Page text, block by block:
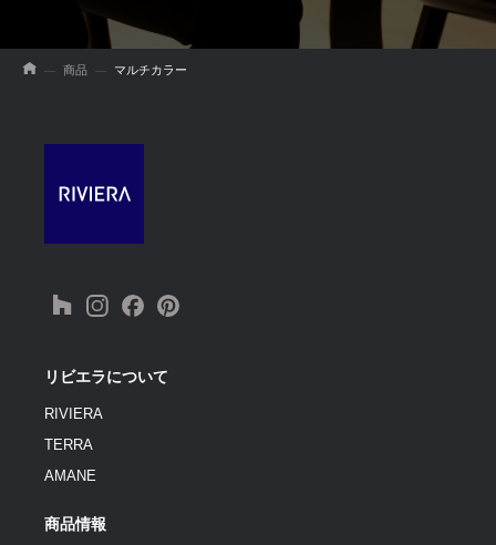
商品 マルチカラー
リビエラについて
RIVIERA
TERRA
AMANE
商品情報